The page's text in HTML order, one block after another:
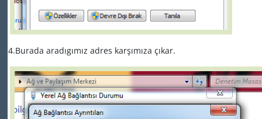
4.Burada aradıgımız adres karşımıza çıkar.